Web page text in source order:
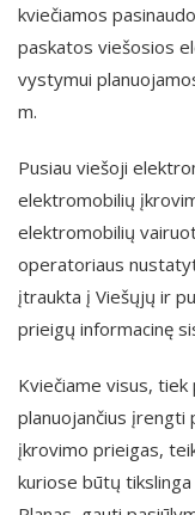
kviečiamos
paskatos viešosios
vystymui
m.
Pusiau viešoji
elektromobilių
elektromobilių
operatoriaus
įtraukta į Viešųjų ir
prieigų informacinę
Kviečiame visus,
planuojančius įrengti
įkrovimo prieigas,
kuriose būtų